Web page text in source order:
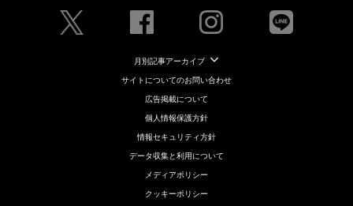
月別記事アーカイブ
サイトについてのお問い合わせ
広告掲載について
個人情報保護方針
情報セキュリティ方針
データ収集と利用について
メディアポリシー
クッキーポリシー